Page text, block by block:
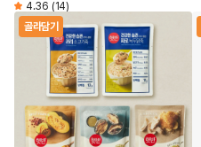
4.36 (14)
골라담기